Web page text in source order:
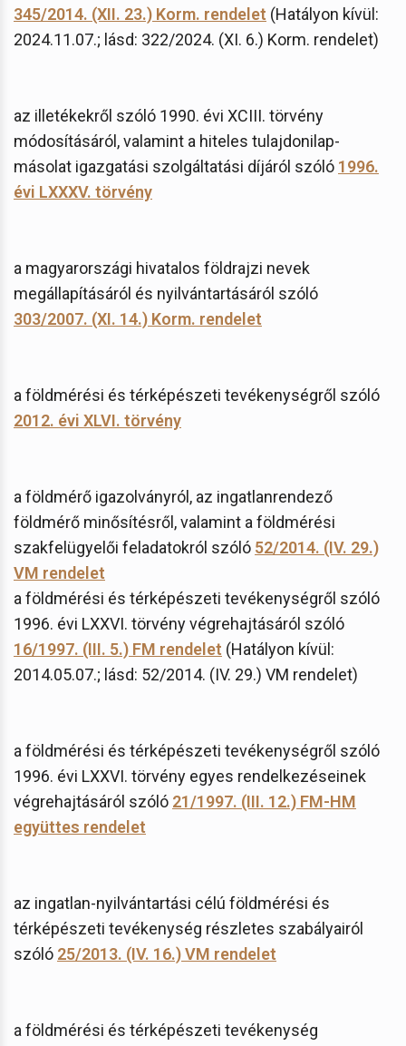
345/2014. (XII. 23.) Korm. rendelet (Hatályon kívül:
2024.11.07.; lásd: 322/2024. (XI. 6.) Korm. rendelet)
az illetékekről szóló 1990. évi XCIII. törvény
módosításáról, valamint a hiteles tulajdonilap-
másolat igazgatási szolgáltatási díjáról szóló 1996.
évi LXXXV. törvény
a magyarországi hivatalos földrajzi nevek
megállapításáról és nyilvántartásáról szóló
303/2007. (XI. 14.) Korm. rendelet
a földmérési és térképészeti tevékenységről szóló
2012. évi XLVI. törvény
a földmérő igazolványról, az ingatlanrendező
földmérő minősítésről, valamint a földmérési
szakfelügyelői feladatokról szóló 52/2014. (IV. 29.)
VM rendelet
a földmérési és térképészeti tevékenységről szóló
1996. évi LXXVI. törvény végrehajtásáról szóló
16/1997. (III. 5.) FM rendelet (Hatályon kívül:
2014.05.07.; lásd: 52/2014. (IV. 29.) VM rendelet)
a földmérési és térképészeti tevékenységről szóló
1996. évi LXXVI. törvény egyes rendelkezéseinek
végrehajtásáról szóló 21/1997. (III. 12.) FM-HM
együttes rendelet
az ingatlan-nyilvántartási célú földmérési és
térképészeti tevékenység részletes szabályairól
szóló 25/2013. (IV. 16.) VM rendelet
a földmérési és térképészeti tevékenység